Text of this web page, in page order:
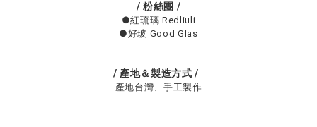
/ 粉絲團 /
●紅琉璃 Redliuli
●好玻 Good Glas
/ 產地＆製造方式/
產地台灣、手工製作